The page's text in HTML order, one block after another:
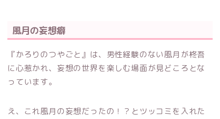
風月の妄想癖
『かろりのつやごと』は、男性経験のない風月が柊吾
に心惹かれ、妄想の世界を楽しむ場面が見どころとな
っています。
え、これ風月の妄想だったの！？とツッコミを入れた